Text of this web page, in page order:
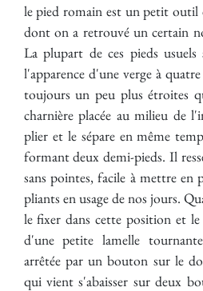
le pied romain est un petit outil
dont on a retrouvé un certain
La plupart de ces pieds
l'apparence d'une verge à
toujours un peu plus étroites
charnière placée au milieu de
plier et le sépare en même
formant deux demi-pieds. Il
sans pointes, facile à mettre en
pliants en usage de nos jours.
le fixer dans cette position et
d'une petite lamelle
arrêtée par un bouton sur le
qui vient s'abaisser sur deux